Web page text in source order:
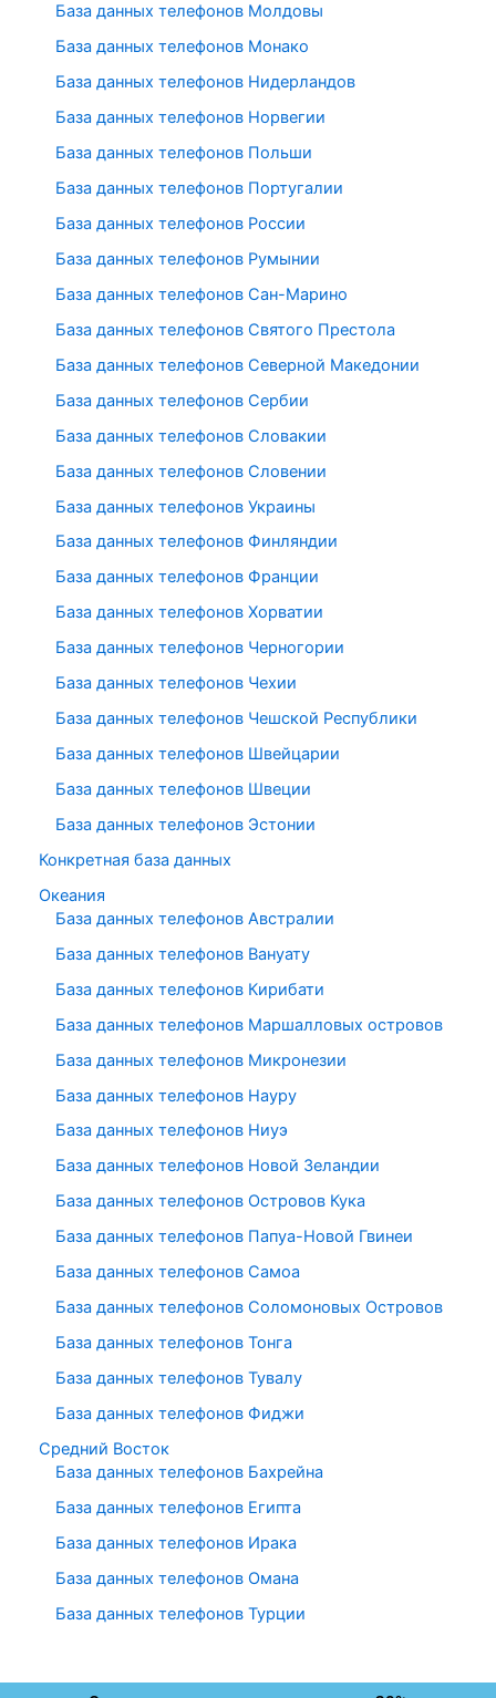
База данных телефонов Молдовы
База данных телефонов Монако
База данных телефонов Нидерландов
База данных телефонов Норвегии
База данных телефонов Польши
База данных телефонов Португалии
База данных телефонов России
База данных телефонов Румынии
База данных телефонов Сан-Марино
База данных телефонов Святого Престола
База данных телефонов Северной Македонии
База данных телефонов Сербии
База данных телефонов Словакии
База данных телефонов Словении
База данных телефонов Украины
База данных телефонов Финляндии
База данных телефонов Франции
База данных телефонов Хорватии
База данных телефонов Черногории
База данных телефонов Чехии
База данных телефонов Чешской Республики
База данных телефонов Швейцарии
База данных телефонов Швеции
База данных телефонов Эстонии
Конкретная база данных
Океания
База данных телефонов Австралии
База данных телефонов Вануату
База данных телефонов Кирибати
База данных телефонов Маршалловых островов
База данных телефонов Микронезии
База данных телефонов Науру
База данных телефонов Ниуэ
База данных телефонов Новой Зеландии
База данных телефонов Островов Кука
База данных телефонов Папуа-Новой Гвинеи
База данных телефонов Самоа
База данных телефонов Соломоновых Островов
База данных телефонов Тонга
База данных телефонов Тувалу
База данных телефонов Фиджи
Средний Восток
База данных телефонов Бахрейна
База данных телефонов Египта
База данных телефонов Ирака
База данных телефонов Омана
База данных телефонов Турции